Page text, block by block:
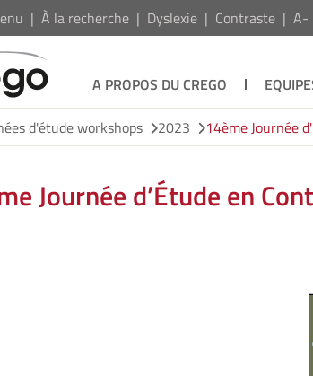
À la recherche Dyslexie Contraste A-
A PROPOS DU CREGO
d'étude workshops 2023 14ème Journée
Journée d’Étude en